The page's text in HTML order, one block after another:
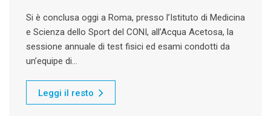
Si è conclusa oggi a Roma, presso l’Istituto di Medicina
e Scienza dello Sport del CONI, all’Acqua Acetosa, la
sessione annuale di test fisici ed esami condotti da
un’equipe di…
Leggi il resto